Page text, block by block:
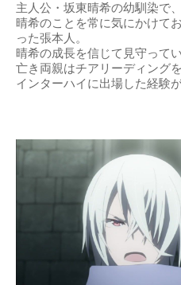
主人公・坂東晴希の幼馴染で
晴希のことを常に気にかけて
った張本人。
晴希の成長を信じて見守ってい
亡き両親はチアリーディング
インターハイに出場した経験が